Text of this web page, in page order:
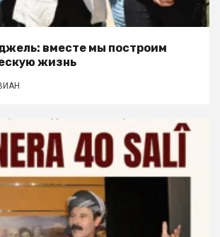
вместе мы построим
жизнь